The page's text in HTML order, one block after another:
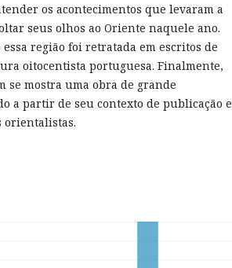
os acontecimentos que levaram a
seus olhos ao Oriente naquele ano.
região foi retratada em escritos de
oitocentista portuguesa. Finalmente,
se mostra uma obra de grande
a partir de seu contexto de publicação e
orientalistas.